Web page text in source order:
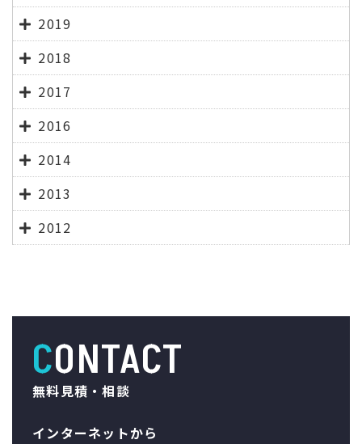
2019
2018
2017
2016
2014
2013
2012
CONTACT
無料見積・相談
インターネットから